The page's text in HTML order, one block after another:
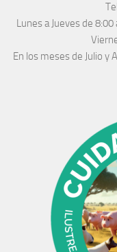
Lunes a Jueves de 8:00
En los meses de Julio y